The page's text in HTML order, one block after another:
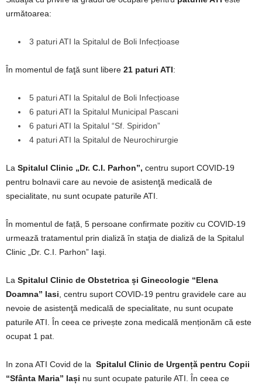
următoarea:
3 paturi ATI la Spitalul de Boli Infecțioase
În momentul de faţă sunt libere 21 paturi ATI:
5 paturi ATI la Spitalul de Boli Infecțioase
6 paturi ATI la Spitalul Municipal Pascani
6 paturi ATI la Spitalul “Sf. Spiridon”
4 paturi ATI la Spitalul de Neurochirurgie
La Spitalul Clinic „Dr. C.I. Parhon”, centru suport COVID-19
pentru bolnavii care au nevoie de asistenţă medicală de
specialitate, nu sunt ocupate paturile ATI.
În momentul de față, 5 persoane confirmate pozitiv cu COVID-19
urmează tratamentul prin dializă în staţia de dializă de la Spitalul
Clinic „Dr. C.I. Parhon” Iaşi.
La Spitalul Clinic de Obstetrica și Ginecologie “Elena
Doamna” Iasi , centru suport COVID-19 pentru gravidele care au
nevoie de asistenţă medicală de specialitate, nu sunt ocupate
paturile ATI. În ceea ce privește zona medicală menționăm că este
ocupat 1 pat.
In zona ATI Covid de la Spitalul Clinic de Urgență pentru Copii
“Sfânta Maria” Iași nu sunt ocupate paturile ATI. În ceea ce